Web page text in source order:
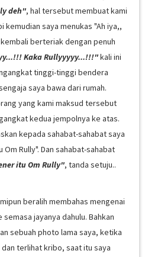
deh", hal tersebut membuat kami
saya menukas "Ah iya,,
berteriak dengan penuh
Kaka Rullyyyyy...!!!"kali ini
tinggi-tinggi bendera
saya bawa dari rumah.
yang kami maksud tersebut
kedua jempolnya ke atas.
kepada sahabat-sahabat saya
Rully". Dan sahabat-sahabat
itu Om Rully", tanda setuju..
beralih membahas mengenai
jayanya dahulu. Bahkan
sebuah photo lama saya, ketika
terlihat kribo, saat itu saya